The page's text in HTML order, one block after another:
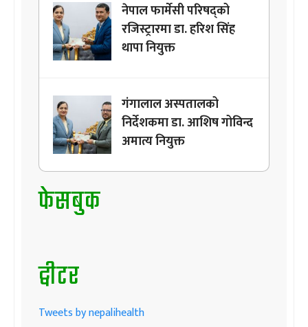
नेपाल फार्मेसी परिषद्को
रजिस्ट्रारमा डा. हरिश सिंह
थापा नियुक्त
गंगालाल अस्पतालको
निर्देशकमा डा. आशिष गोविन्द
अमात्य नियुक्त
फेसबुक
ट्वीटर
Tweets by nepalihealth